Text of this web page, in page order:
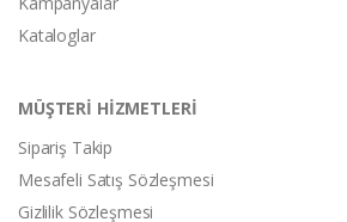
Kataloglar
MÜŞTERİ HİZMETLERİ
Sipariş Takip
Mesafeli Satış Sözleşmesi
Gizlilik Sözleşmesi